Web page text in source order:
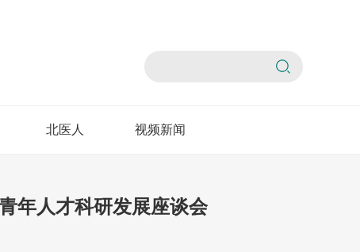
北医人 视频新闻
年人才科研发展座谈会